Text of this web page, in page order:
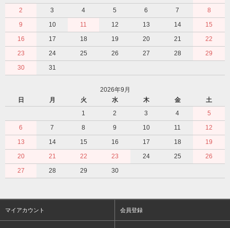
2
3 4 5 6 7
8
9
10 11 12 13 14
15
16
17 18 19 20 21
22
23
24 25 26 27 28
29
30
31
2026年9月
日
月 火 水 木 金
土
1
2 3 4
5
6
7 8 9 10 11
12
13
14 15 16 17 18
19
20
21 22 23 24 25
26
27
28 29 30
マイアカウント 会員登録